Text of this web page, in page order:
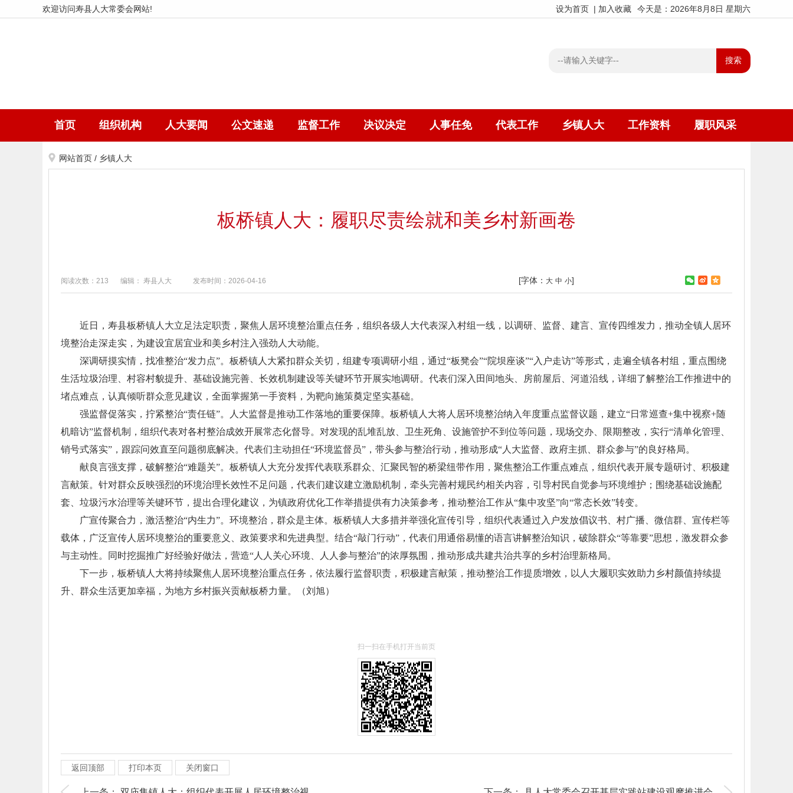
欢迎访问寿县人大常委会网站! 今天是：2026年8月8日 星期六
设为首页 | 加入收藏
首页 组织机构 人大要闻 公文速递 监督工作 决议决定 人事任免 代表工作 乡镇人大 工作资料 履职风采
网站首页 / 乡镇人大
板桥镇人大：履职尽责绘就和美乡村新画卷
阅读次数：213 编辑： 寿县人大 发布时间：2026-04-16 [字体： 大 中 小]
近日，寿县板桥镇人大立足法定职责，聚焦人居环境整治重点任务，组织各级人大代表深入村组一线，以调研、监督、建言、宣传四维发力，推动全镇人居环
境整治走深走实，为建设宜居宜业和美乡村注入强劲人大动能。
深调研摸实情，找准整治“发力点”。板桥镇人大紧扣群众关切，组建专项调研小组，通过“板凳会”“院坝座谈”“入户走访”等形式，走遍全镇各村组，重点围绕
生活垃圾治理、村容村貌提升、基础设施完善、长效机制建设等关键环节开展实地调研。代表们深入田间地头、房前屋后、河道沿线，详细了解整治工作推进中的
堵点难点，认真倾听群众意见建议，全面掌握第一手资料，为靶向施策奠定坚实基础。
强监督促落实，拧紧整治“责任链”。人大监督是推动工作落地的重要保障。板桥镇人大将人居环境整治纳入年度重点监督议题，建立“日常巡查+集中视察+随
机暗访”监督机制，组织代表对各村整治成效开展常态化督导。对发现的乱堆乱放、卫生死角、设施管护不到位等问题，现场交办、限期整改，实行“清单化管理、
销号式落实”，跟踪问效直至问题彻底解决。代表们主动担任“环境监督员”，带头参与整治行动，推动形成“人大监督、政府主抓、群众参与”的良好格局。
献良言强支撑，破解整治“难题关”。板桥镇人大充分发挥代表联系群众、汇聚民智的桥梁纽带作用，聚焦整治工作重点难点，组织代表开展专题研讨、积极建
言献策。针对群众反映强烈的环境治理长效性不足问题，代表们建议建立激励机制，牵头完善村规民约相关内容，引导村民自觉参与环境维护；围绕基础设施配
套、垃圾污水治理等关键环节，提出合理化建议，为镇政府优化工作举措提供有力决策参考，推动整治工作从“集中攻坚”向“常态长效”转变。
广宣传聚合力，激活整治“内生力”。环境整治，群众是主体。板桥镇人大多措并举强化宣传引导，组织代表通过入户发放倡议书、村广播、微信群、宣传栏等
载体，广泛宣传人居环境整治的重要意义、政策要求和先进典型。结合“敲门行动”，代表们用通俗易懂的语言讲解整治知识，破除群众“等靠要”思想，激发群众参
与主动性。同时挖掘推广好经验好做法，营造“人人关心环境、人人参与整治”的浓厚氛围，推动形成共建共治共享的乡村治理新格局。
下一步，板桥镇人大将持续聚焦人居环境整治重点任务，依法履行监督职责，积极建言献策，推动整治工作提质增效，以人大履职实效助力乡村颜值持续提
升、群众生活更加幸福，为地方乡村振兴贡献板桥力量。（刘旭）
扫一扫在手机打开当前页
返回顶部 打印本页 关闭窗口